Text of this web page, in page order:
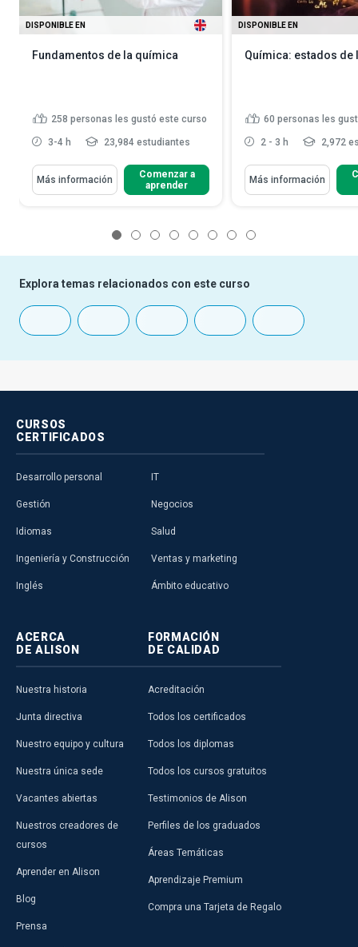
DISPONIBLE EN
Fundamentos de la química
258 personas les gustó este curso
3-4 h 23,984 estudiantes
Más información
Comenzar a
aprender
DISPONIBLE EN
Química: estados de
60 personas les
2 - 3 h 2,972
Más información
Explora temas relacionados con este curso
CURSOS
CERTIFICADOS
Desarrollo personal
Gestión
Idiomas
Ingeniería y Construcción
Inglés
IT
Negocios
Salud
Ventas y marketing
Ámbito educativo
ACERCA
DE ALISON
Nuestra historia
Junta directiva
Nuestro equipo y cultura
Nuestra única sede
Vacantes abiertas
Nuestros creadores de
cursos
Aprender en Alison
Blog
Prensa
FORMACIÓN
DE CALIDAD
Acreditación
Todos los certificados
Todos los diplomas
Todos los cursos gratuitos
Testimonios de Alison
Perfiles de los graduados
Áreas Temáticas
Aprendizaje Premium
Compra una Tarjeta de Regalo